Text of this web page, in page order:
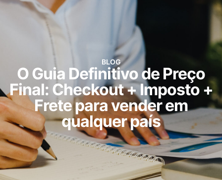
BLOG
O Guia Definitivo de Preço
Final: Checkout + Imposto +
Frete para vender em
qualquer país